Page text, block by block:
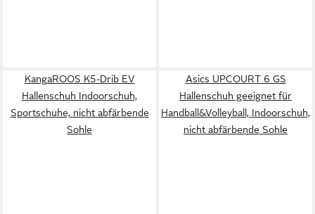
KangaROOS K5-Drib EV
Hallenschuh Indoorschuh,
Sportschuhe, nicht abfärbende
Sohle
Asics UPCOURT 6 GS
Hallenschuh geeignet für
Handball&Volleyball, Indoorschuh,
nicht abfärbende Sohle